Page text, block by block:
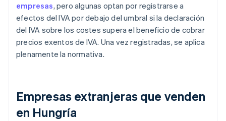
empresas, pero algunas optan por registrarse a
efectos del IVA por debajo del umbral si la declaración
del IVA sobre los costes supera el beneficio de cobrar
precios exentos de IVA. Una vez registradas, se aplica
plenamente la normativa.
Empresas extranjeras que venden
en Hungría